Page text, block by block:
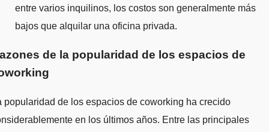
entre varios inquilinos, los costos son generalmente más
bajos que alquilar una oficina privada.
de la popularidad de los espacios de
popularidad de los espacios de coworking ha crecido
en los últimos años. Entre las principales